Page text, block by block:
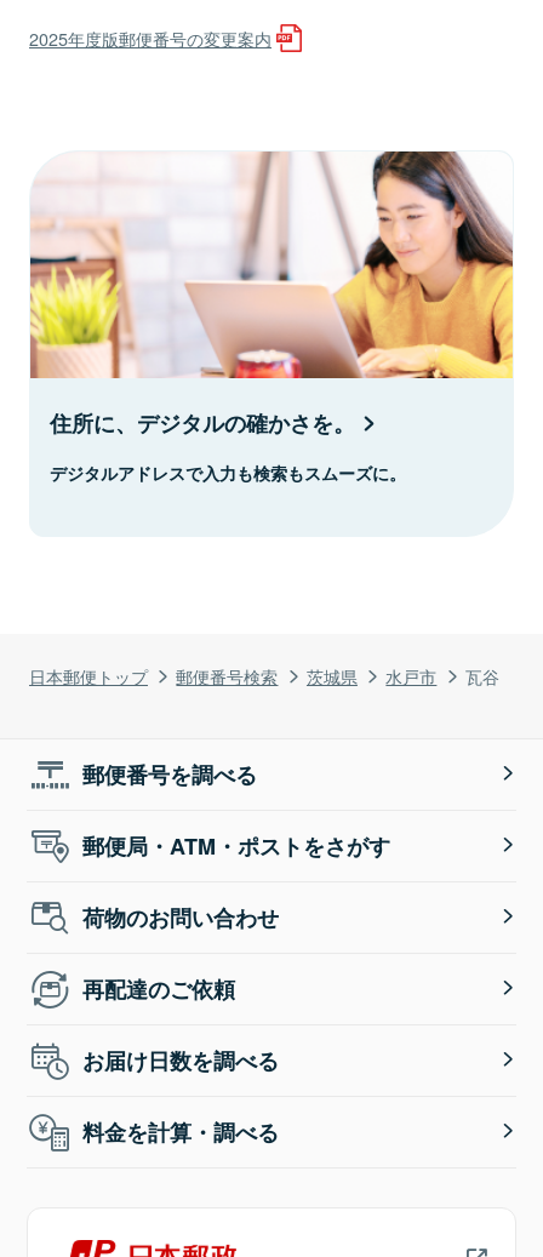
日本郵便トップ 郵便番号検索 茨城県 水戸市 瓦谷
2025年度版郵便番号の変更案内
住所に、デジタルの確かさを。
デジタルアドレスで入力も検索もスムーズに。
郵便番号を調べる
郵便局・ATM・ポストをさがす
荷物のお問い合わせ
再配達のご依頼
お届け日数を調べる
料金を計算・調べる